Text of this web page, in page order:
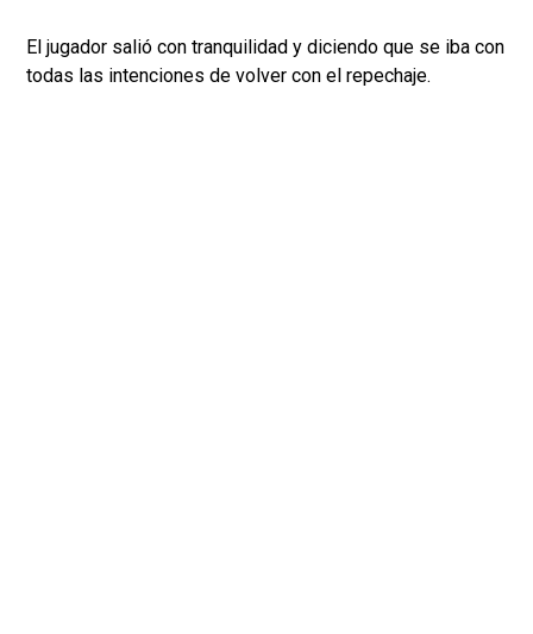
El jugador salió con tranquilidad y diciendo que se iba con
todas las intenciones de volver con el repechaje.